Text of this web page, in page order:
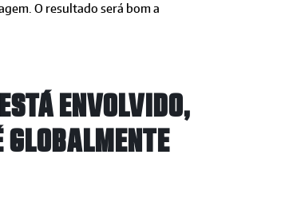
O resultado será bom a
ENVOLVIDO,